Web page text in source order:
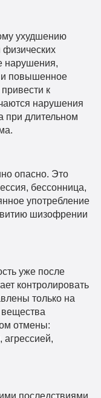
ухудшению
нарушения,
и повышенное
к
нарушения
при длительном
опасно. Это
бессонница,
употребление
шизофрении
уже после
контролировать
только на
отмены:
последствиями